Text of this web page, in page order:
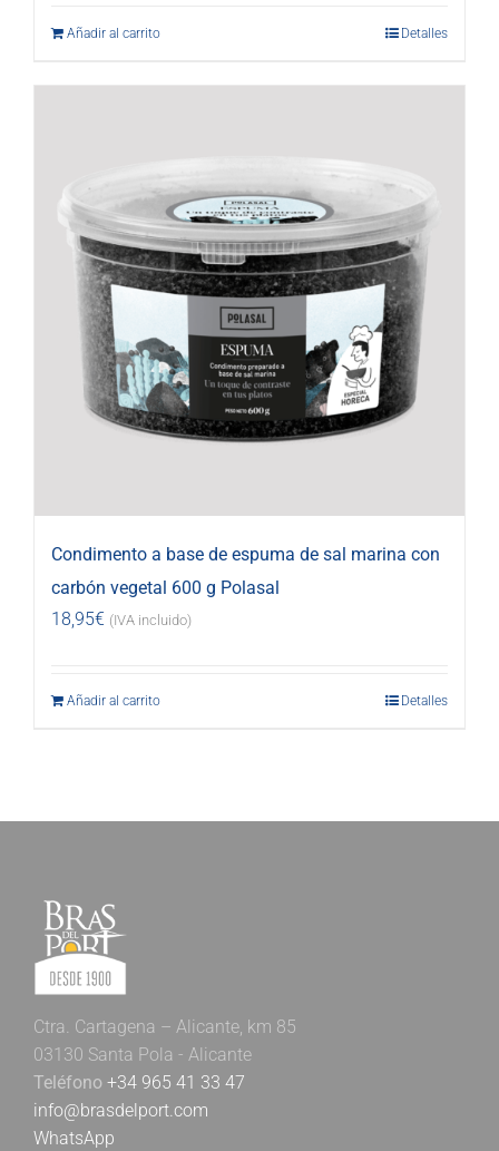
Añadir al carrito Detalles
Condimento a base de espuma de sal marina con
carbón vegetal 600 g Polasal
18,95€ (IVA incluido)
Añadir al carrito Detalles
Ctra. Cartagena – Alicante, km 85
03130 Santa Pola - Alicante
Teléfono +34 965 41 33 47
info@brasdelport.com
WhatsApp